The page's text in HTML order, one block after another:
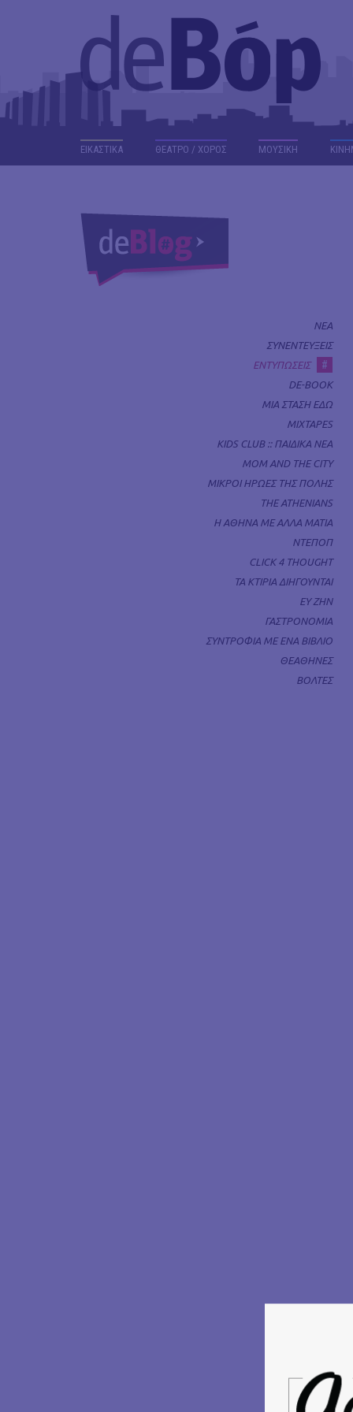
ΕΙΚΑΣΤΙΚΑ ΘΕΑΤΡΟ / ΧΟΡΟΣ ΜΟΥΣΙΚΗ
ΝΕΑ
ΣΥΝΕΝΤΕΥΞΕΙΣ
ΕΝΤΥΠΩΣΕΙΣ
#
DE-BOOK
ΜΙΑ ΣΤΑΣΗ ΕΔΩ
MIXTAPES
KIDS CLUB :: ΠΑΙΔΙΚΑ ΝΕΑ
MOM AND THE CITY
ΜΙΚΡΟΙ ΗΡΩΕΣ ΤΗΣ ΠΟΛΗΣ
THE ATHENIANS
Η ΑΘΗΝΑ ΜΕ ΑΛΛΑ ΜΑΤΙΑ
ΝΤΕΠΟΠ
CLICK 4 THOUGHT
ΤΑ ΚΤΙΡΙΑ ΔΙΗΓΟΥΝΤΑΙ
ΕΥ ΖΗΝ
ΓΑΣΤΡΟΝΟΜΙΑ
ΣΥΝΤΡΟΦΙΑ ΜΕ ΕΝΑ ΒΙΒΛΙΟ
ΘΕΑΘΗΝΕΣ
ΒΟΛΤΕΣ